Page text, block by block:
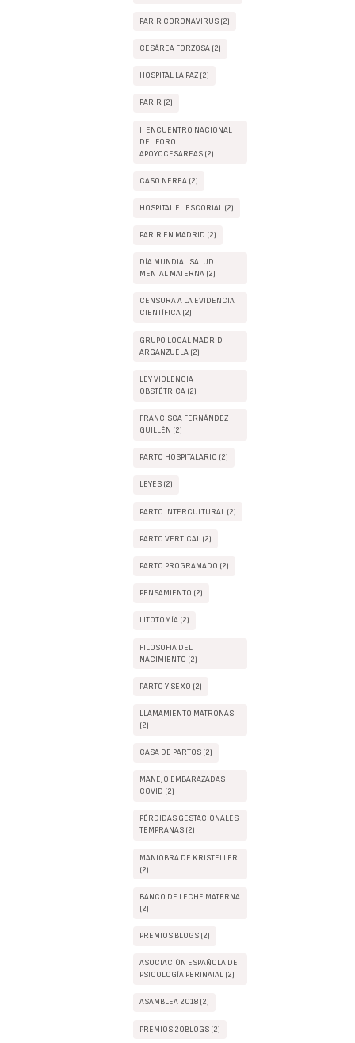
PARIR CORONAVIRUS (2)
CESÁREA FORZOSA (2)
HOSPITAL LA PAZ (2)
PARIR (2)
II ENCUENTRO NACIONAL
DEL FORO
APOYOCESAREAS (2)
CASO NEREA (2)
HOSPITAL EL ESCORIAL (2)
PARIR EN MADRID (2)
DÍA MUNDIAL SALUD
MENTAL MATERNA (2)
CENSURA A LA EVIDENCIA
CIENTÍFICA (2)
GRUPO LOCAL MADRID-
ARGANZUELA (2)
LEY VIOLENCIA
OBSTÉTRICA (2)
FRANCISCA FERNÁNDEZ
GUILLÉN (2)
PARTO HOSPITALARIO (2)
LEYES (2)
PARTO INTERCULTURAL (2)
PARTO VERTICAL (2)
PARTO PROGRAMADO (2)
PENSAMIENTO (2)
LITOTOMÍA (2)
FILOSOFIA DEL
NACIMIENTO (2)
PARTO Y SEXO (2)
LLAMAMIENTO MATRONAS
(2)
CASA DE PARTOS (2)
MANEJO EMBARAZADAS
COVID (2)
PÉRDIDAS GESTACIONALES
TEMPRANAS (2)
MANIOBRA DE KRISTELLER
(2)
BANCO DE LECHE MATERNA
(2)
PREMIOS BLOGS (2)
ASOCIACIÓN ESPAÑOLA DE
PSICOLOGÍA PERINATAL (2)
ASAMBLEA 2018 (2)
PREMIOS 20BLOGS (2)